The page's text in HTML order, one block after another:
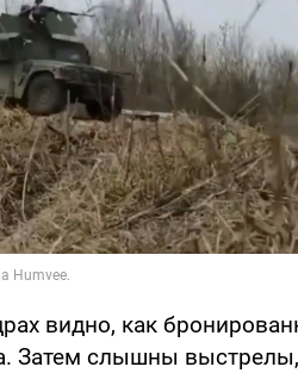
видно, как
Затем слышны